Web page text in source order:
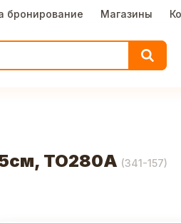
бронирование Магазины
ТО280А (341-157)